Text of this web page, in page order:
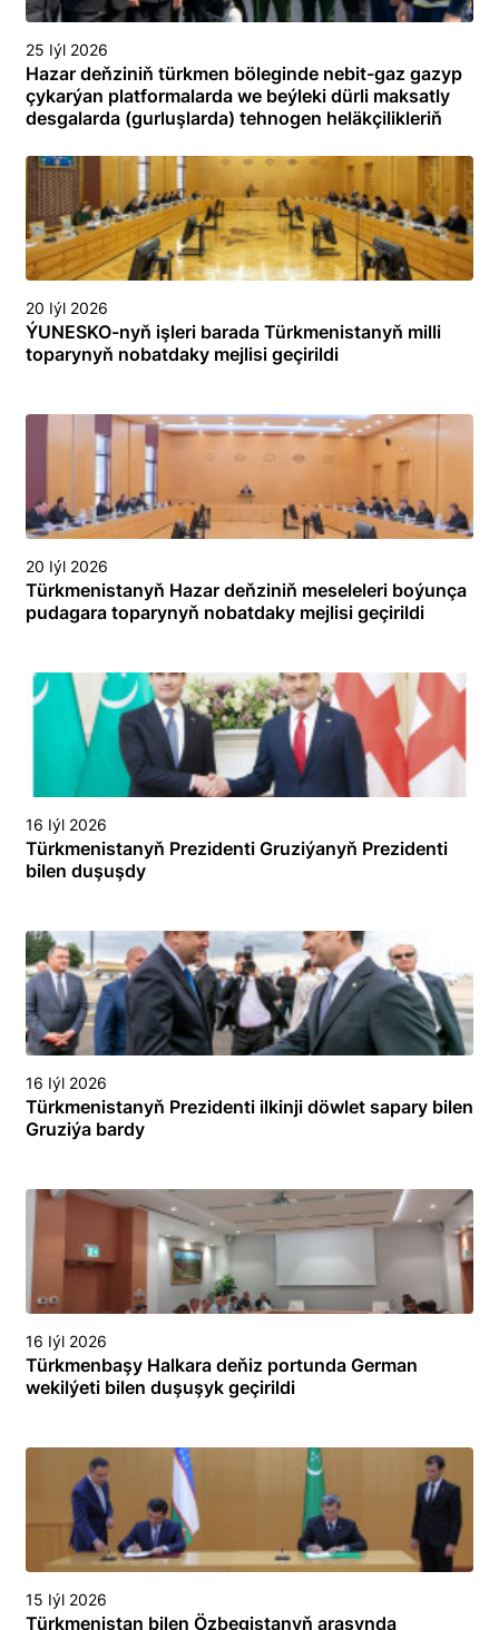
25 Iýl 2026
Hazar deňziniň türkmen böleginde nebit-gaz gazyp
çykarýan platformalarda we beýleki dürli maksatly
desgalarda (gurluşlarda) tehnogen heläkçilikleriň
toplumlaýyn türgenleşik okuwy
20 Iýl 2026
ÝUNESKO-nyň işleri barada Türkmenistanyň milli
toparynyň nobatdaky mejlisi geçirildi
20 Iýl 2026
Türkmenistanyň Hazar deňziniň meseleleri boýunça
pudagara toparynyň nobatdaky mejlisi geçirildi
16 Iýl 2026
Türkmenistanyň Prezidenti Gruziýanyň Prezidenti
bilen duşuşdy
16 Iýl 2026
Türkmenistanyň Prezidenti ilkinji döwlet sapary bilen
Gruziýa bardy
16 Iýl 2026
Türkmenbaşy Halkara deňiz portunda German
wekilýeti bilen duşuşyk geçirildi
15 Iýl 2026
Türkmenistan bilen Özbegistanyň arasynda